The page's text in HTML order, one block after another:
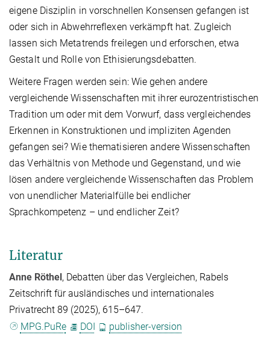
eigene Disziplin in vorschnellen Konsensen gefangen ist
oder sich in Abwehrreflexen verkämpft hat. Zugleich
lassen sich Metatrends freilegen und erforschen, etwa
Gestalt und Rolle von Ethisierungsdebatten.
Weitere Fragen werden sein: Wie gehen andere
vergleichende Wissenschaften mit ihrer eurozentristischen
Tradition um oder mit dem Vorwurf, dass vergleichendes
Erkennen in Konstruktionen und impliziten Agenden
gefangen sei? Wie thematisieren andere Wissenschaften
das Verhältnis von Methode und Gegenstand, und wie
lösen andere vergleichende Wissenschaften das Problem
von unendlicher Materialfülle bei endlicher
Sprachkompetenz – und endlicher Zeit?
Literatur
Anne Röthel, Debatten über das Vergleichen, Rabels
Zeitschrift für ausländisches und internationales
Privatrecht 89 (2025), 615–647.
MPG.PuRe
DOI publisher-version